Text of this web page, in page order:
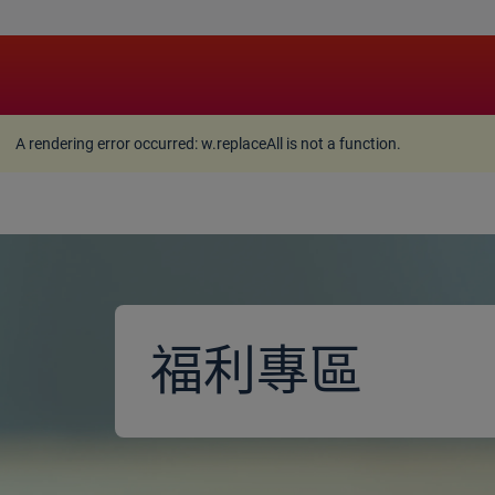
A rendering error occurred:w.replaceAll is not a function
A rendering error occurred:w.replaceAll is not a function.
福利專區